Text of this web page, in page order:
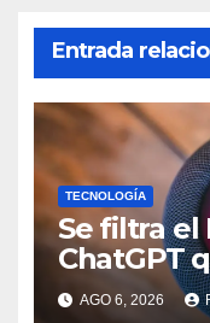
Entrada
TECNOLOGÍA
Se filtra el
ChatGPT
y su
AGO 6, 2026